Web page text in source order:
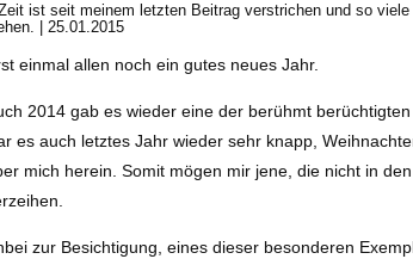
ist seit meinem letzten Beitrag verstrichen und so
25.01.2015
einmal allen noch ein gutes neues Jahr.
2014 gab es wieder eine der berühmt
es auch letztes Jahr wieder sehr knapp,
mich herein. Somit mögen mir jene, die nicht in
zur Besichtigung, eines dieser besonderen